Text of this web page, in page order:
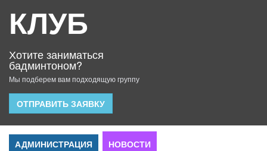
КЛУБ
Хотите заниматься
бадминтоном?
Мы подберем вам подходящую группу
ОТПРАВИТЬ ЗАЯВКУ
АДМИНИСТРАЦИЯ
НОВОСТИ